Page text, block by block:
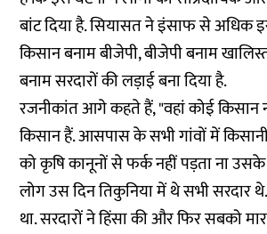
बांट दिया है. सियासत ने इंसाफ से अधिक
किसान बनाम बीजेपी, बीजेपी बनाम
बनाम सरदारों की लड़ाई बना दिया है.
रजनीकांत आगे कहते हैं, "वहां कोई किसान
किसान हैं. आसपास के सभी गांवों में
को कृषि कानूनों से फर्क नहीं पड़ता ना उसके
लोग उस दिन तिकुनिया में थे सभी सरदार
था. सरदारों ने हिंसा की और फिर सबको